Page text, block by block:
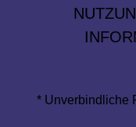
* Unverbindliche